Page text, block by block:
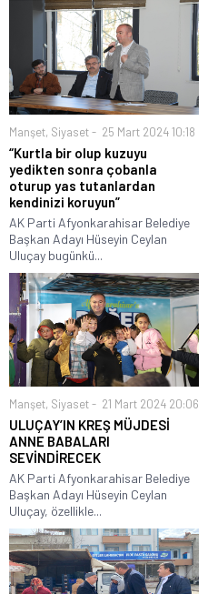
Manşet, Siyaset 25 Mart 2024 10:18
“Kurtla bir olup kuzuyu
yedikten sonra çobanla
oturup yas tutanlardan
kendinizi koruyun”
AK Parti Afyonkarahisar Belediye
Başkan Adayı Hüseyin Ceylan
Uluçay bugünkü...
Manşet, Siyaset 21 Mart 2024 20:06
ULUÇAY’IN KREŞ MÜJDESİ
ANNE BABALARI
SEVİNDİRECEK
AK Parti Afyonkarahisar Belediye
Başkan Adayı Hüseyin Ceylan
Uluçay, özellikle...